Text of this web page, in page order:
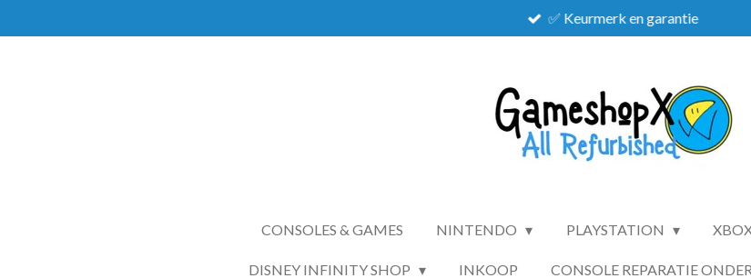
direct
✅ Keurmerk en garantie
CONSOLES & GAMES NINTENDO PLAYSTATION
DISNEY INFINITY SHOP INKOOP CONSOLE REPARATIE